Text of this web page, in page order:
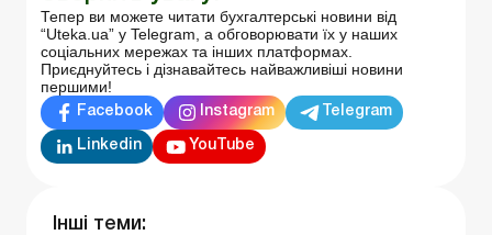
Тепер ви можете читати бухгалтерські новини від
“Uteka.ua” у Telegram, а обговорювати їх у наших
соціальних мережах та інших платформах.
Приєднуйтесь і дізнавайтесь найважливіші новини
першими!
Facebook Instagram Telegram
Linkedin YouTube
Інші теми: